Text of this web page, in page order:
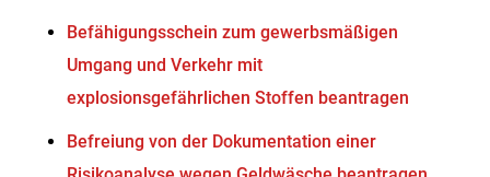
Befähigungsschein zum gewerbsmäßigen
Umgang und Verkehr mit
explosionsgefährlichen Stoffen beantragen
Befreiung von der Dokumentation einer